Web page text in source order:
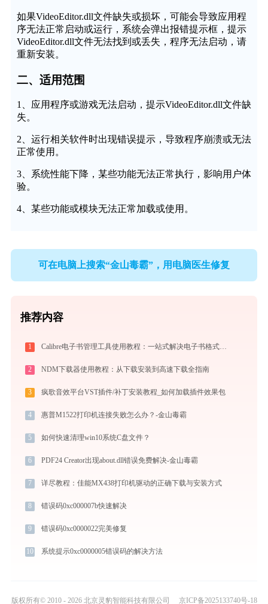
如果VideoEditor.dll文件缺失或损坏，可能会导致应用程
序无法正常启动或运行，系统会弹出报错提示框，提示
VideoEditor.dll文件无法找到或丢失，程序无法启动，请
重新安装。
二、适用范围
1、应用程序或游戏无法启动，提示VideoEditor.dll文件缺
失。
2、运行相关软件时出现错误提示，导致程序崩溃或无法
正常使用。
3、系统性能下降，某些功能无法正常执行，影响用户体
验。
4、某些功能或模块无法正常加载或使用。
可在电脑上搜索“金山毒霸”，用电脑医生修复
推荐内容
1 Calibre电子书管理工具使用教程：一站式解决电子书格式转换、元数据管理与设备同步
2 NDM下载器使用教程：从下载安装到高速下载全指南
3 疯歌音效平台VST插件/补丁安装教程_如何加载插件效果包
4 惠普M1522打印机连接失败怎么办？-金山毒霸
5 如何快速清理win10系统C盘文件？
6 PDF24 Creator出现about.dll错误免费解决-金山毒霸
7 详尽教程：佳能MX438打印机驱动的正确下载与安装方式
8 错误码0xc000007b快速解决
9 错误码0xc0000022完美修复
10 系统提示0xc0000005错误码的解决方法
版权所有© 2010 - 2026 北京灵豹智能科技有限公司 京ICP备2025133740号-18